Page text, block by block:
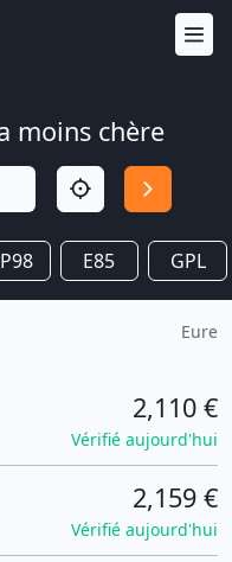
moins chère
E85 GPL
Eure
2,110 €
Vérifié aujourd'hui
2,159 €
Vérifié aujourd'hui